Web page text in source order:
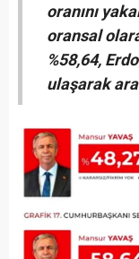
oranını
oransal
%58,64,
ulaşarak